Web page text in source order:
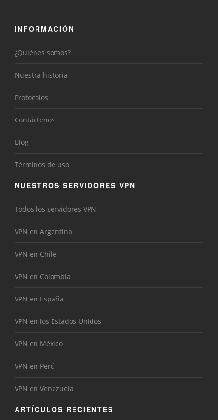
INFORMACIÓN
¿Quiénes somos?
Nuestra historia
Protocolos
Contáctenos
Blog
Términos de uso
NUESTROS SERVIDORES VPN
Todos los servidores VPN
VPN en Argentina
VPN en Chile
VPN en Colombia
VPN en España
VPN en los Estados Unidos
VPN en México
VPN en Perú
VPN en Venezuela
ARTÍCULOS RECIENTES